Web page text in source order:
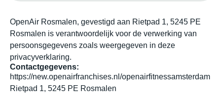
OpenAir Rosmalen, gevestigd aan Rietpad 1, 5245 PE
Rosmalen is verantwoordelijk voor de verwerking van
persoonsgegevens zoals weergegeven in deze
privacyverklaring.
Contactgegevens:
https://new.openairfranchises.nl/openairfitnessamsterdam
Rietpad 1, 5245 PE Rosmalen